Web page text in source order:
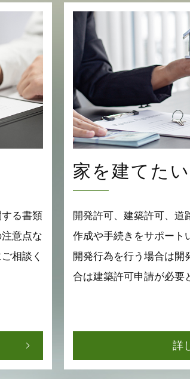
る書類
意点な
相談く
家を建てた
開発許可、建築許可、道
作成や手続きをサポート
開発行為を行う場合は開
合は建築許可申請が必要
詳